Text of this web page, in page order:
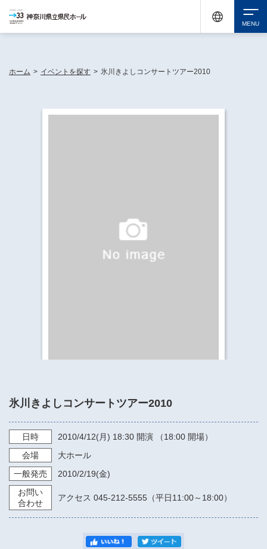
ホーム > イベントを探す > 氷川きよしコンサートツアー2010
氷川きよしコンサートツアー2010
日時 2010/4/12(月) 18:30 開演 （18:00 開場）
会場
大ホール
一般発売
2010/2/19(金)
お問い
合わせ
アクセス 045-212-5555（平日11:00～18:00）